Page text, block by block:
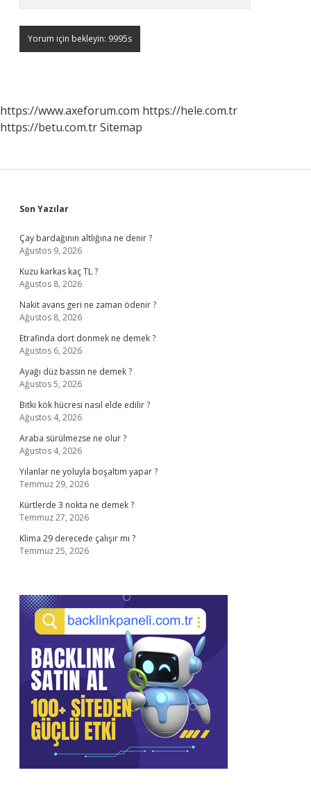
https://www.axeforum.com https://hele.com.tr
https://betu.com.trSitemap
Sidebar
Son Yazılar
Çay bardağının altlığına ne denir ?
Ağustos 9, 2026
Kuzu karkas kaç TL ?
Ağustos 8, 2026
Nakit avans geri ne zaman ödenir ?
Ağustos 8, 2026
Etrafinda dort donmek ne demek ?
Ağustos 6, 2026
Ayağı düz bassın ne demek ?
Ağustos 5, 2026
Bitki kök hücresi nasıl elde edilir ?
Ağustos 4, 2026
Araba sürülmezse ne olur ?
Ağustos 4, 2026
Yılanlar ne yoluyla boşaltım yapar ?
Temmuz 29, 2026
Kürtlerde 3 nokta ne demek ?
Temmuz 27, 2026
Klima 29 derecede çalışır mı ?
Temmuz 25, 2026